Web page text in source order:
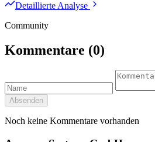
Detaillierte Analyse
Community
Kommentare (0)
Absenden
Noch keine Kommentare vorhanden